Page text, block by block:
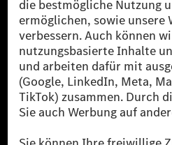
Die Mercedes-Benz
Die Mercedes-Benz Group AG
ist eines der erfolgreichsten
der Welt. Mit der Mercedes-
den größten Anbietern von
und Vans. Die Mercedes-
Finanzierung, Leasing,
Flottenmanagement, digitale
und Bezahlen, die Vermittlung